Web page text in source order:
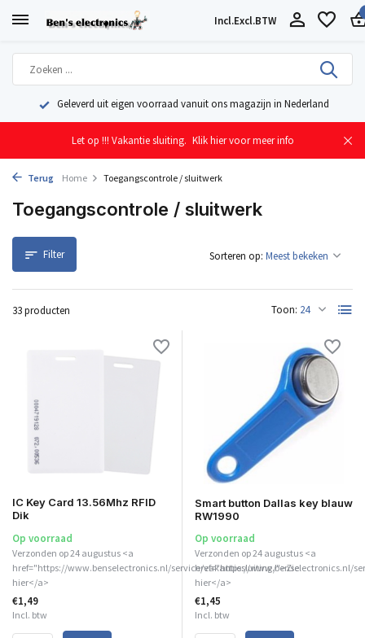
Incl.Excl.BTW
Geleverd uit eigen voorraad vanuit ons magazijn in Nederland
Let op !!! Vakantie sluiting. Klik hier voor meer info
Terug Home Toegangscontrole / sluitwerk
Toegangscontrole / sluitwerk
Filter
33 producten Toon:
Sorteren op:
IC Key Card 13.56Mhz RFID
Dik
Op voorraad
Verzonden op 24 augustus <a
href="https://www.benselectronics.nl/service/vakantiesluiting/">Zie
hier</a>
€1,49
Incl. btw
Smart button Dallas key blauw
RW1990
Op voorraad
Verzonden op 24 augustus <a
href="https://www.benselectronics.nl/
hier</a>
€1,45
Incl. btw